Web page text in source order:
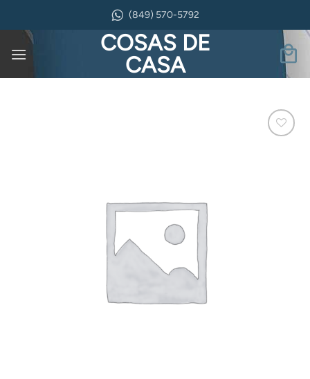
contenido
(849) 570-5792
COSAS DE
CASA